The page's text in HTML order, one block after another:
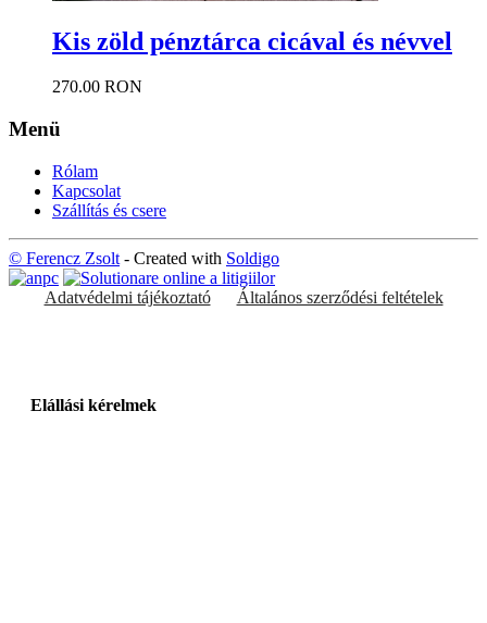
Kis zöld pénztárca cicával és névvel
270.00 RON
Menü
Rólam
Kapcsolat
Szállítás és csere
© Ferencz Zsolt - Created with Soldigo
Adatvédelmi tájékoztató Általános szerződési feltételek
Elállási kérelmek